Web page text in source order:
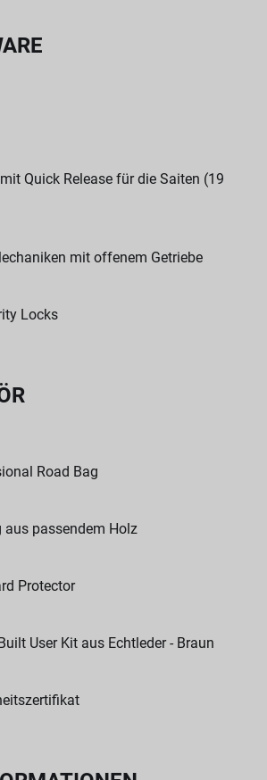
Quick Release für die Saiten (19
mit offenem Getriebe
Locks
Road Bag
aus passendem Holz
Protector
User Kit aus Echtleder - Braun